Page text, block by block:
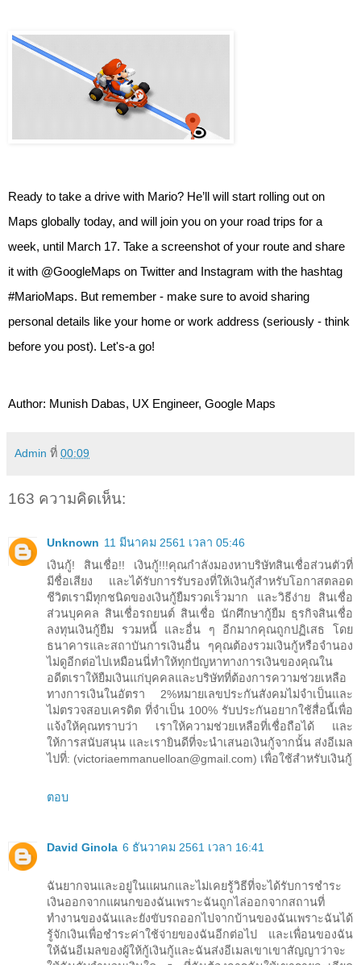
Ready to take a drive with Mario? He’ll will start rolling out on
Maps globally today, and will join you on your road trips for a
week, until March 17. Take a screenshot of your route and share
it with @GoogleMaps on Twitter and Instagram with the hashtag
#MarioMaps. But remember - make sure to avoid sharing
personal details like your home or work address (seriously - think
before you post). Let's-a go!
Author: Munish Dabas, UX Engineer, Google Maps
Admin ที่ 00:09
163 ความคิดเห็น:
Unknown 11 มีนาคม 2561 เวลา 05:46
เงินกู้! สินเชื่อ!! เงินกู้!!!คุณกำลังมองหาบริษัทสินเชื่อส่วนตัวที่
มีชื่อเสียง และได้รับการรับรองที่ให้เงินกู้สำหรับโอกาสตลอด
ชีวิตเรามีทุกชนิดของเงินกู้ยืมรวดเร็วมาก และวิธีง่าย สินเชื่อ
ส่วนบุคคล สินเชื่อรถยนต์ สินเชื่อ นักศึกษากู้ยืม ธุรกิจสินเชื่อ
ลงทุนเงินกู้ยืม รวมหนี้ และอื่น ๆ อีกมากคุณถูกปฏิเสธ โดย
ธนาคารและสถาบันการเงินอื่น ๆคุณต้องรวมเงินกู้หรือจำนอง
ไม่ดูอีกต่อไปเหมือนนี่ทำให้ทุกปัญหาทางการเงินของคุณใน
อดีตเราให้ยืมเงินแก่บุคคลและบริษัทที่ต้องการความช่วยเหลือ
ทางการเงินในอัตรา 2%หมายเลขประกันสังคมไม่จำเป็นและ
ไม่ตรวจสอบเครดิต ที่จำเป็น 100% รับประกันอยากใช้สื่อนี้เพื่อ
แจ้งให้คุณทราบว่า เราให้ความช่วยเหลือที่เชื่อถือได้ และ
ให้การสนับสนุน และเรายินดีที่จะนำเสนอเงินกู้จากนั้น ส่งอีเมล
ไปที่: (victoriaemmanuelloan@gmail.com) เพื่อใช้สำหรับเงินกู้
ตอบ
David Ginola 6 ธันวาคม 2561 เวลา 16:41
ฉันยากจนและอยู่ในแผนกและไม่เคยรู้วิธีที่จะได้รับการชำระ
เงินออกจากแผนกของฉันเพราะฉันถูกไล่ออกจากสถานที่
ทำงานของฉันและยังขับรถออกไปจากบ้านของฉันเพราะฉันได้
รู้จักเงินเพื่อชำระค่าใช้จ่ายของฉันอีกต่อไป และเพื่อนของฉัน
ให้ฉันอีเมลของผู้ให้กู้เงินกู้และฉันส่งอีเมลเขาเขาสัญญาว่าจะ